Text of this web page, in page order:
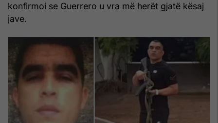
konfirmoi se Guerrero u vra më herët gjatë kësaj
jave.